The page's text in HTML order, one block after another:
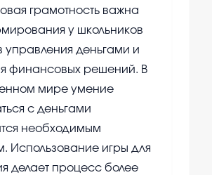
грамотность важна
у школьников
управления деньгами и
финансовых решений. В
мире умение
с деньгами
необходимым
Использование игры для
делает процесс более